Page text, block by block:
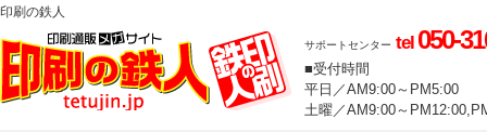
印刷の鉄人
サポートセンター tel 050-
■受付時間
平日／AM9:00～PM5:00
土曜／AM9:00～